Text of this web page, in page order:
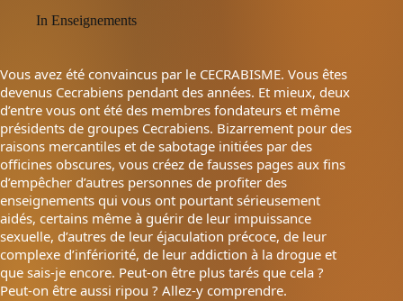
In Enseignements
Vous avez été convaincus par le CECRABISME. Vous êtes
devenus Cecrabiens pendant des années. Et mieux, deux
d’entre vous ont été des membres fondateurs et même
présidents de groupes Cecrabiens. Bizarrement pour des
raisons mercantiles et de sabotage initiées par des
officines obscures, vous créez de fausses pages aux fins
d’empêcher d’autres personnes de profiter des
enseignements qui vous ont pourtant sérieusement
aidés, certains même à guérir de leur impuissance
sexuelle, d’autres de leur éjaculation précoce, de leur
complexe d’infériorité, de leur addiction à la drogue et
que sais-je encore. Peut-on être plus tarés que cela ?
Peut-on être aussi ripou ? Allez-y comprendre.